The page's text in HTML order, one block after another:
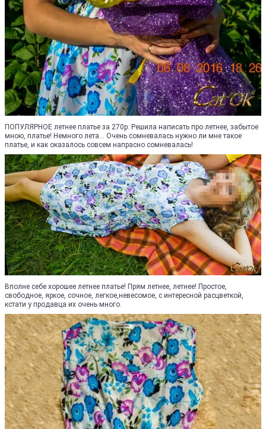
ПОПУЛЯРНОЕ летнее платье за 270р. Решила написать про летнее, забытое
мною, платье! Немного лета... Очень сомневалась нужно ли мне такое
платье, и как оказалось совсем напрасно сомневалась!
Вполне себе хорошее летнее платье! Прям летнее, летнее! Простое,
свободное, яркое, сочное, легкое,невесомое, с интересной расцветкой,
кстати у продавца их очень много.